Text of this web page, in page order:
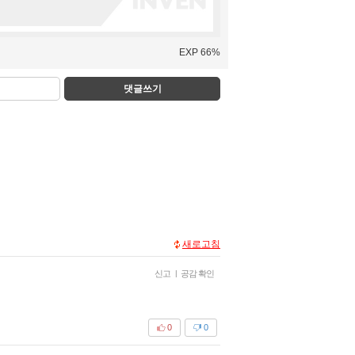
EXP 66%
댓글쓰기
새로고침
신고 | 공감 확인
0
0